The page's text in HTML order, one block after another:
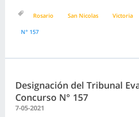
Rosario San Nicolas Victoria
N° 157
Designación del Tribunal
Concurso N° 157
7-05-2021